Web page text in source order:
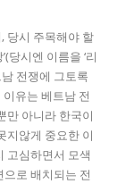
당시 주목해야 할
당시엔 이름을 ‘리
남 전쟁에 그토록
유는 베트남 전
만 아니라 한국이
지않게 중요한 이
고심하면서 모색
로 배치되는 전